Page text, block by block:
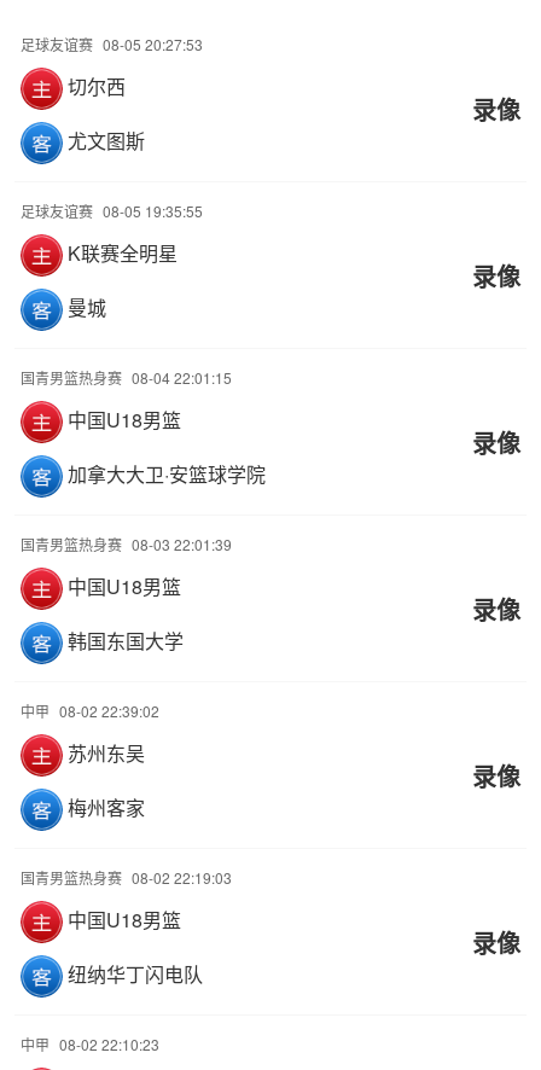
足球友谊赛 08-05 20:27:53
切尔西
尤文图斯
录像
足球友谊赛 08-05 19:35:55
K联赛全明星
曼城
录像
国青男篮热身赛 08-04 22:01:15
中国U18男篮
加拿大大卫·安篮球学院
录像
国青男篮热身赛 08-03 22:01:39
中国U18男篮
韩国东国大学
录像
中甲 08-02 22:39:02
苏州东吴
梅州客家
录像
国青男篮热身赛 08-02 22:19:03
中国U18男篮
纽纳华丁闪电队
录像
中甲 08-02 22:10:23